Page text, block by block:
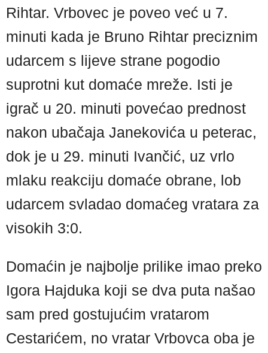
Rihtar. Vrbovec je poveo već u 7.
minuti kada je Bruno Rihtar preciznim
udarcem s lijeve strane pogodio
suprotni kut domaće mreže. Isti je
igrač u 20. minuti povećao prednost
nakon ubačaja Janekovića u peterac,
dok je u 29. minuti Ivančić, uz vrlo
mlaku reakciju domaće obrane, lob
udarcem svladao domaćeg vratara za
visokih 3:0.
Domaćin je najbolje prilike imao preko
Igora Hajduka koji se dva puta našao
sam pred gostujućim vratarom
Cestarićem, no vratar Vrbovca oba je